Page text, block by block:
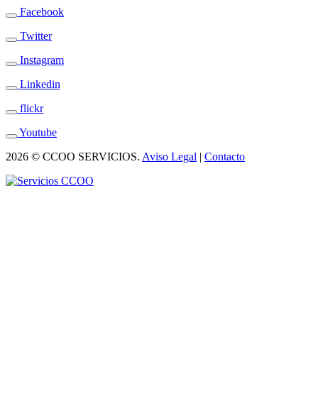
Facebook
Twitter
Instagram
Linkedin
flickr
Youtube
2026 © CCOO SERVICIOS. Aviso Legal | Contacto